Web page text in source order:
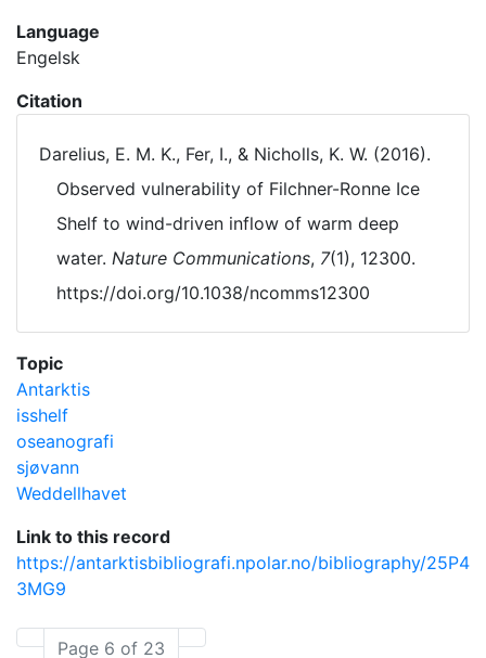
Language
Engelsk
Citation
Darelius, E. M. K., Fer, I., & Nicholls, K. W. (2016).
Observed vulnerability of Filchner-Ronne Ice
Shelf to wind-driven inflow of warm deep
water. Nature Communications, 7(1), 12300.
https://doi.org/10.1038/ncomms12300
Topic
Antarktis
isshelf
oseanografi
sjøvann
Weddellhavet
Link to this record
https://antarktisbibliografi.npolar.no/bibliography/25P4
3MG9
Page 6 of 23